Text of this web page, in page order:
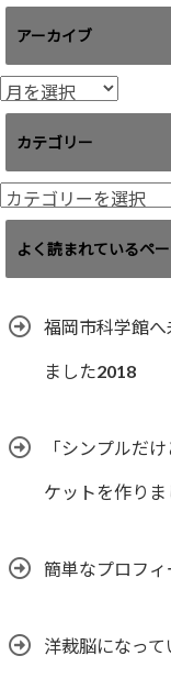
アーカイブ
ア
ー
イ
ブ
カテゴリー
カ
テ
リ
よく読まれているペ
福岡市科学館
ました2018
「シンプルだ
ケットを作りま
簡単なプロフィ
洋裁脳になっ